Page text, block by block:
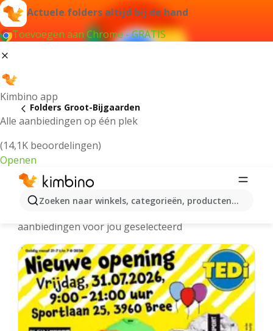
Actuele folders altijd bij de hand
Toevoegen aan Chrome - GRATIS
Kimbino app
Alle aanbiedingen op één plek
(14,1K beoordelingen)
Openen
Zoeken naar winkels, categorieën, producten...
Folders Groot-Bijgaarden
Groot-Bijgaarden folders online
aanbiedingen voor jou geselecteerd